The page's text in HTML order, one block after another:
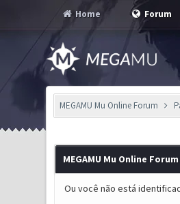
Home Forum
MEGAMU Mu Online Forum
MEGAMU Mu Online Forum
Ou você não está